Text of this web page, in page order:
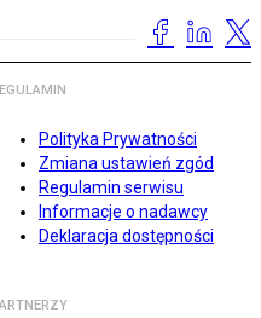
Polityka Prywatności
Zmiana ustawień zgód
Regulamin serwisu
Informacje o nadawcy
Deklaracja dostępności